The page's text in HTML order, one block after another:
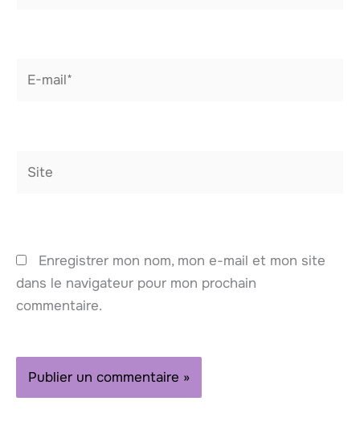
Enregistrer mon nom, mon e-mail et mon site
dans le navigateur pour mon prochain
commentaire.